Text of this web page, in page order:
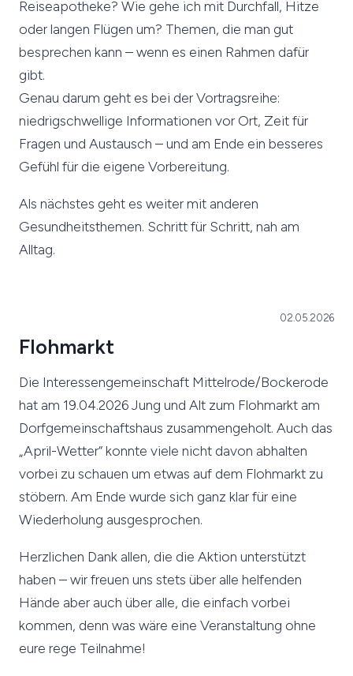
Reiseapotheke? Wie gehe ich mit Durchfall, Hitze
oder langen Flügen um? Themen, die man gut
besprechen kann – wenn es einen Rahmen dafür
gibt.
Genau darum geht es bei der Vortragsreihe:
niedrigschwellige Informationen vor Ort, Zeit für
Fragen und Austausch – und am Ende ein besseres
Gefühl für die eigene Vorbereitung.
Als nächstes geht es weiter mit anderen
Gesundheitsthemen. Schritt für Schritt, nah am
Alltag.
02.05.2026
Flohmarkt
Die Interessengemeinschaft Mittelrode/Bockerode
hat am 19.04.2026 Jung und Alt zum Flohmarkt am
Dorfgemeinschaftshaus zusammengeholt. Auch das
„April-Wetter“ konnte viele nicht davon abhalten
vorbei zu schauen um etwas auf dem Flohmarkt zu
stöbern. Am Ende wurde sich ganz klar für eine
Wiederholung ausgesprochen.
Herzlichen Dank allen, die die Aktion unterstützt
haben – wir freuen uns stets über alle helfenden
Hände aber auch über alle, die einfach vorbei
kommen, denn was wäre eine Veranstaltung ohne
eure rege Teilnahme!